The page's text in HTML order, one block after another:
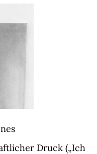
Druck („Ich